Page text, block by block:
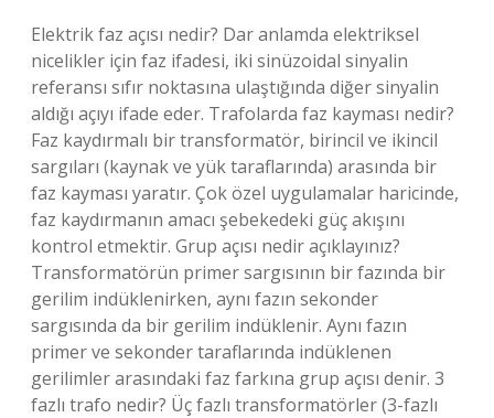
Elektrik faz açısı nedir? Dar anlamda elektriksel
nicelikler için faz ifadesi, iki sinüzoidal sinyalin
referansı sıfır noktasına ulaştığında diğer sinyalin
aldığı açıyı ifade eder. Trafolarda faz kayması nedir?
Faz kaydırmalı bir transformatör, birincil ve ikincil
sargıları (kaynak ve yük taraflarında) arasında bir
faz kayması yaratır. Çok özel uygulamalar haricinde,
faz kaydırmanın amacı şebekedeki güç akışını
kontrol etmektir. Grup açısı nedir açıklayınız?
Transformatörün primer sargısının bir fazında bir
gerilim indüklenirken, aynı fazın sekonder
sargısında da bir gerilim indüklenir. Aynı fazın
primer ve sekonder taraflarında indüklenen
gerilimler arasındaki faz farkına grup açısı denir. 3
fazlı trafo nedir? Üç fazlı transformatörler (3-fazlı